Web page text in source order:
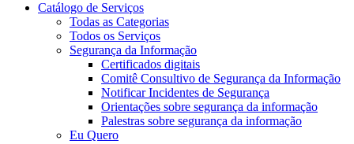
Catálogo de Serviços
Todas as Categorias
Todos os Serviços
Segurança da Informação
Certificados digitais
Comitê Consultivo de Segurança da Informação
Notificar Incidentes de Segurança
Orientações sobre segurança da informação
Palestras sobre segurança da informação
Eu Quero